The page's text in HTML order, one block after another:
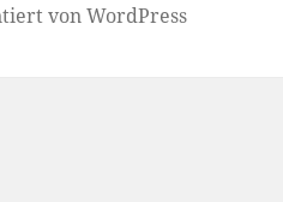
von WordPress